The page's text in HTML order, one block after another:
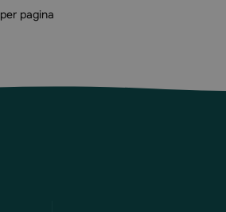
per pagina